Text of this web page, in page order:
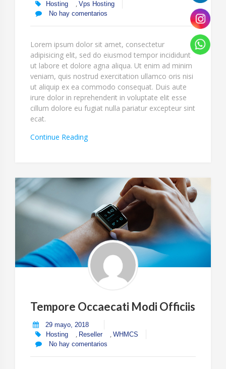
Hosting
, Vps Hosting
No hay comentarios
Lorem ipsum dolor sit amet, consectetur
adipisicing elit, sed do eiusmod tempor incididunt
ut labore et dolore agna aliqua. Ut enim ad minim
veniam, quis nostrud exercitation ullamco oris nisi
ut aliquip ex ea commodo consequat. Duis aute
irure dolor in reprehenderit in voluptate elit esse
cillum dolore eu fugiat nulla pariatur excepteur sint
ecat.
Continue Reading“Omnis
Tempore Occaecati Modi Officiis
29 mayo, 2018
Hosting
, Reseller , WHMCS
No hay comentarios